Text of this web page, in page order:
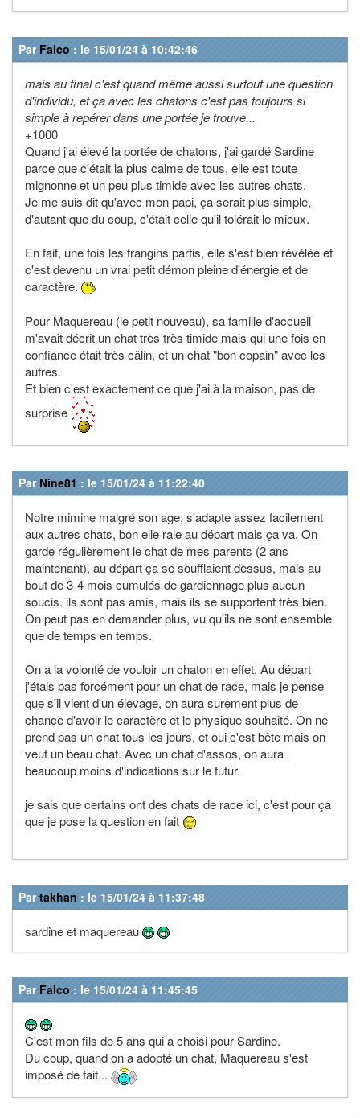
Par Falco : le 15/01/24 à 10:42:46
mais au final c'est quand même aussi surtout une question
d'individu, et ça avec les chatons c'est pas toujours si
simple à repérer dans une portée je trouve...
+1000
Quand j'ai élevé la portée de chatons, j'ai gardé Sardine
parce que c'était la plus calme de tous, elle est toute
mignonne et un peu plus timide avec les autres chats.
Je me suis dit qu'avec mon papi, ça serait plus simple,
d'autant que du coup, c'était celle qu'il tolérait le mieux.
En fait, une fois les frangins partis, elle s'est bien révélée et
c'est devenu un vrai petit démon pleine d'énergie et de
caractère.
Pour Maquereau (le petit nouveau), sa famille d'accueil
m'avait décrit un chat très très timide mais qui une fois en
confiance était très câlin, et un chat "bon copain" avec les
autres.
Et bien c'est exactement ce que j'ai à la maison, pas de
surprise
Par Nine81 : le 15/01/24 à 11:22:40
Notre mimine malgré son age, s'adapte assez facilement
aux autres chats, bon elle rale au départ mais ça va. On
garde régulièrement le chat de mes parents (2 ans
maintenant), au départ ça se soufflaient dessus, mais au
bout de 3-4 mois cumulés de gardiennage plus aucun
soucis. ils sont pas amis, mais ils se supportent très bien.
On peut pas en demander plus, vu qu'ils ne sont ensemble
que de temps en temps.
On a la volonté de vouloir un chaton en effet. Au départ
j'étais pas forcément pour un chat de race, mais je pense
que s'il vient d'un élevage, on aura surement plus de
chance d'avoir le caractère et le physique souhaité. On ne
prend pas un chat tous les jours, et oui c'est bête mais on
veut un beau chat. Avec un chat d'assos, on aura
beaucoup moins d'indications sur le futur.
je sais que certains ont des chats de race ici, c'est pour ça
que je pose la question en fait
Partakhan : le 15/01/24 à 11:37:48
sardine et maquereau
Par Falco : le 15/01/24 à 11:45:45
C'est mon fils de 5 ans qui a choisi pour Sardine.
Du coup, quand on a adopté un chat, Maquereau s'est
imposé de fait...